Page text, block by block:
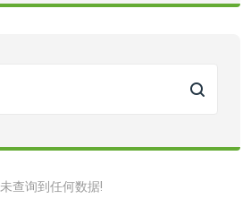
未查询到任何数据!